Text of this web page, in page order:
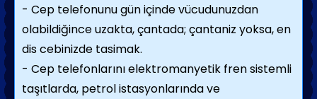
- Cep telefonunu gün içinde vücudunuzdan
olabildiğince uzakta, çantada; çantaniz yoksa, en
dis cebinizde tasimak.
- Cep telefonlarını elektromanyetik fren sistemli
taşıtlarda, petrol istasyonlarında ve